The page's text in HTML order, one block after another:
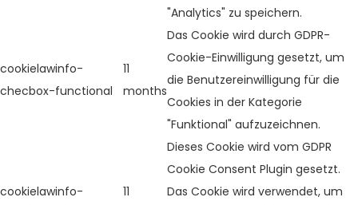
"Analytics" zu speichern.
cookielawinfo-
checbox-functional
11
months
Das Cookie wird durch GDPR-
Cookie-Einwilligung gesetzt, um
die Benutzereinwilligung für die
Cookies in der Kategorie
"Funktional" aufzuzeichnen.
cookielawinfo-
11
Dieses Cookie wird vom GDPR
Cookie Consent Plugin gesetzt.
Das Cookie wird verwendet, um